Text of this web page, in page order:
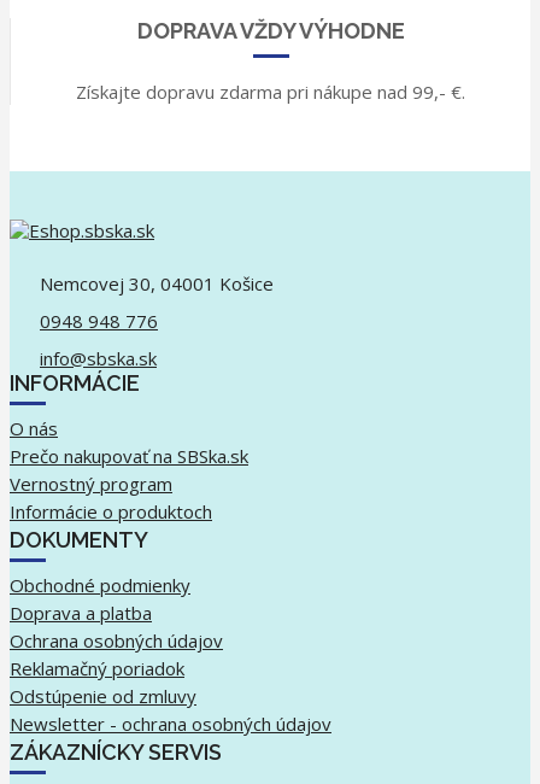
DOPRAVA VŽDY VÝHODNE
Získajte dopravu zdarma pri nákupe nad 99,- €.
Nemcovej 30, 04001 Košice
0948 948 776
info@sbska.sk
INFORMÁCIE
O nás
Prečo nakupovať na SBSka.sk
Vernostný program
Informácie o produktoch
DOKUMENTY
Obchodné podmienky
Doprava a platba
Ochrana osobných údajov
Reklamačný poriadok
Odstúpenie od zmluvy
Newsletter - ochrana osobných údajov
ZÁKAZNÍCKY SERVIS